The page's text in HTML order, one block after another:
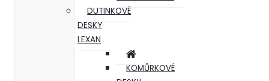
DUTINKOVÉ
DESKY
LEXAN
KOMŮRKOVÉ